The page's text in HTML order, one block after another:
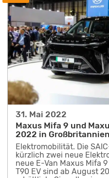
31. Mai 2022
Maxus Mifa 9 und
2022 in
Elektromobilität. Die
kürzlich zwei neue
neue E-Van Maxus Mifa
T90 EV sind ab August